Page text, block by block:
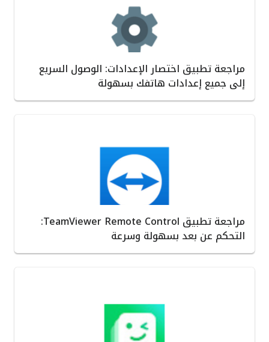
مراجعة تطبيق اختصار الإعدادات: الوصول السريع
إلى جميع إعدادات هاتفك بسهولة
مراجعة تطبيق TeamViewer Remote Control:
التحكم عن بعد بسهولة وسرعة